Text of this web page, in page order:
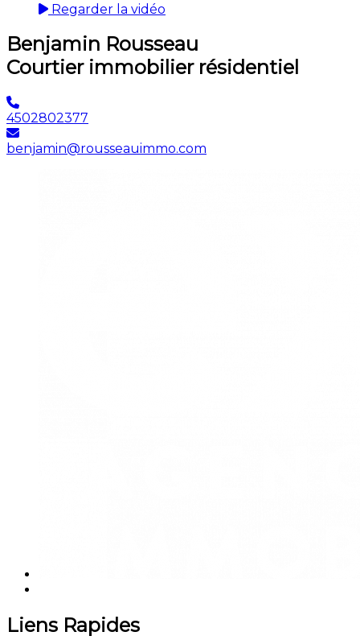
Regarder la vidéo
Benjamin Rousseau
Courtier immobilier résidentiel
4502802377
benjamin@rousseauimmo.com
Liens Rapides